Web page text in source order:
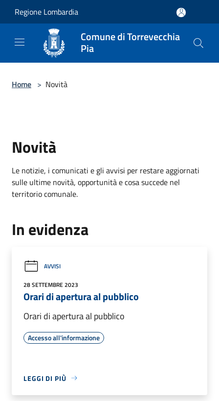
Regione Lombardia
Comune di Torrevecchia
Pia
Home > Novità
Novità
Le notizie, i comunicati e gli avvisi per restare aggiornati
sulle ultime novità, opportunità e cosa succede nel
territorio comunale.
In evidenza
AVVISI
28 SETTEMBRE 2023
Orari di apertura al pubblico
Orari di apertura al pubblico
Accesso all'informazione
LEGGI DI PIÙ